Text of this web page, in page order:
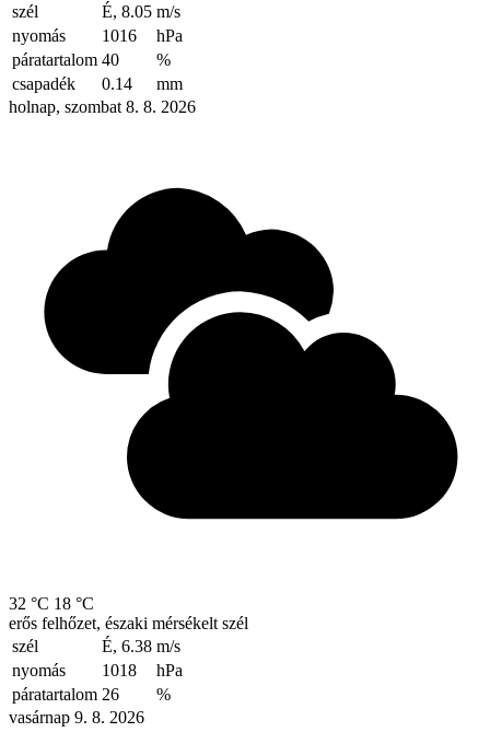
szél
É, 8.05 m/s
nyomás
1016
hPa
páratartalom 40
%
csapadék
0.14
mm
holnap, szombat 8. 8. 2026
32 °C 18 °C
erős felhőzet, északi mérsékelt szél
szél
É, 6.38 m/s
nyomás
1018
hPa
páratartalom 26
%
vasárnap 9. 8. 2026